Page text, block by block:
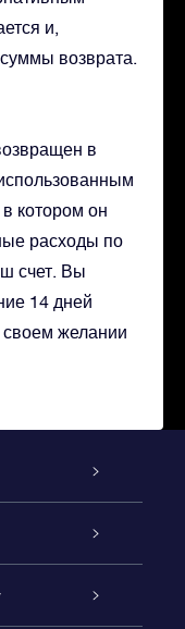
и,
возврата.
в
котором он
расходы по
счет. Вы
14 дней
своем желании